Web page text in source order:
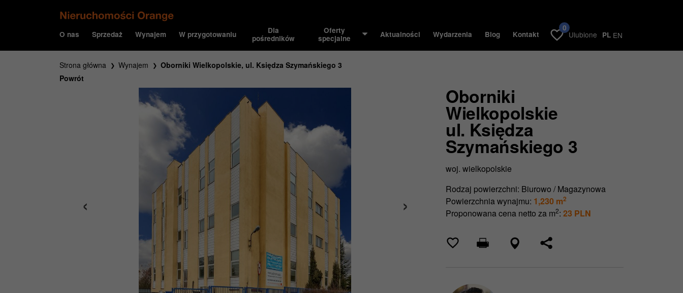
O nas Sprzedaż Wynajem W przygotowaniu
Dla
pośredników
Oferty
specjalne
Aktualności Wydarzenia Blog Kontakt
0
Ulubione PL EN
Strona główna Wynajem
Oborniki Wielkopolskie, ul. Księdza Szymańskiego 3
Powrót
Oborniki
Wielkopolskie
ul. Księdza
Szymańskiego 3
woj. wielkopolskie
Rodzaj powierzchni: Biurowo / Magazynowa
Powierzchnia wynajmu: 1,230 m2
Proponowana cena netto za m2: 23 PLN